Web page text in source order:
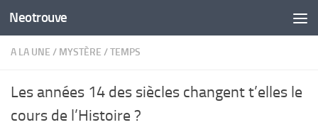
Skip to content
Neotrouve
A LA UNE / MYSTÈRE /TEMPS
Les années 14 des siècles changent t’elles le
cours de l’Histoire ?